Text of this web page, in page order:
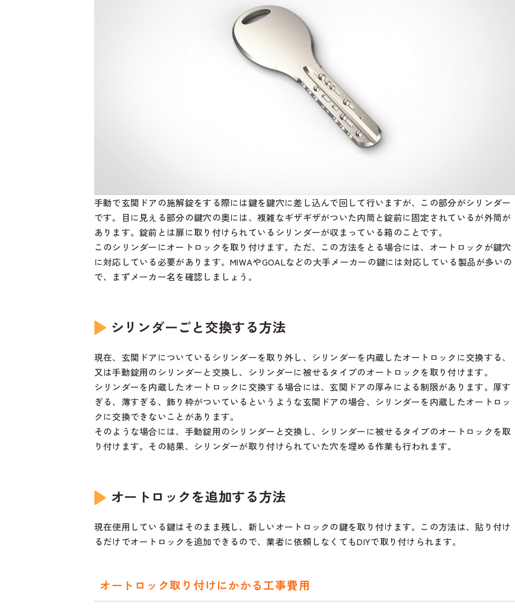
手動で玄関ドアの施解錠をする際には鍵を鍵穴に差し込んで回して行いますが、この部分がシリンダー
です。目に見える部分の鍵穴の奥には、複雑なギザギザがついた内筒と錠前に固定されているが外筒が
あります。錠前とは扉に取り付けられているシリンダーが収まっている箱のことです。
このシリンダーにオートロックを取り付けます。ただ、この方法をとる場合には、オートロックが鍵穴
に対応している必要があります。MIWAやGOALなどの大手メーカーの鍵には対応している製品が多いの
で、まずメーカー名を確認しましょう。
シリンダーごと交換する方法
現在、玄関ドアについているシリンダーを取り外し、シリンダーを内蔵したオートロックに交換する、
又は手動錠用のシリンダーと交換し、シリンダーに被せるタイプのオートロックを取り付けます。
シリンダーを内蔵したオートロックに交換する場合には、玄関ドアの厚みによる制限があります。厚す
ぎる、薄すぎる、飾り枠がついているというような玄関ドアの場合、シリンダーを内蔵したオートロッ
クに交換できないことがあります。
そのような場合には、手動錠用のシリンダーと交換し、シリンダーに被せるタイプのオートロックを取
り付けます。その結果、シリンダーが取り付けられていた穴を埋める作業も行われます。
オートロックを追加する方法
現在使用している鍵はそのまま残し、新しいオートロックの鍵を取り付けます。この方法は、貼り付け
るだけでオートロックを追加できるので、業者に依頼しなくてもDIYで取り付けられます。
オートロック取り付けにかかる工事費用